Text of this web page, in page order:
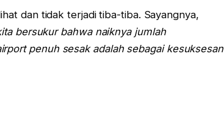
dan tidak terjadi tiba-tiba. Sayangnya,
bersukur bahwa naiknya jumlah
penuh sesak adalah sebagai kesuksesan